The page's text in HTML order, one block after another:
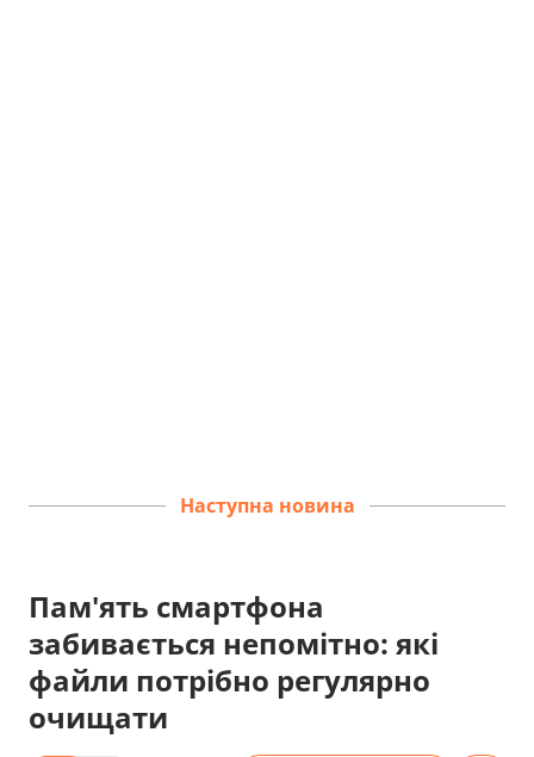
Наступна новина
Пам'ять смартфона
забивається непомітно: які
файли потрібно регулярно
очищати